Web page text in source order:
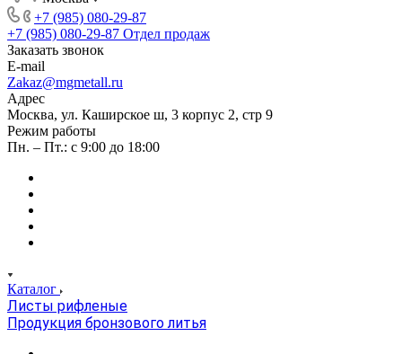
+7 (985) 080-29-87
+7 (985) 080-29-87 Отдел продаж
Заказать звонок
E-mail
Zakaz@mgmetall.ru
Адрес
Москва, ул. Каширское ш, 3 корпус 2, стр 9
Режим работы
Пн. – Пт.: с 9:00 до 18:00
Каталог
Листы рифленые
Продукция бронзового литья